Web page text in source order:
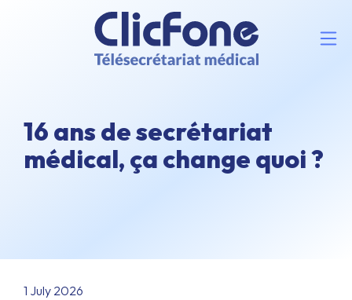
16 ans de secrétariat
médical, ça change quoi ?
1 July 2026